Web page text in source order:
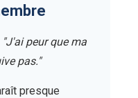
"J'ai peur que ma
pas."
presque